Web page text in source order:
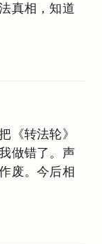
真相，知道
《转法轮》
做错了。声
废。今后相